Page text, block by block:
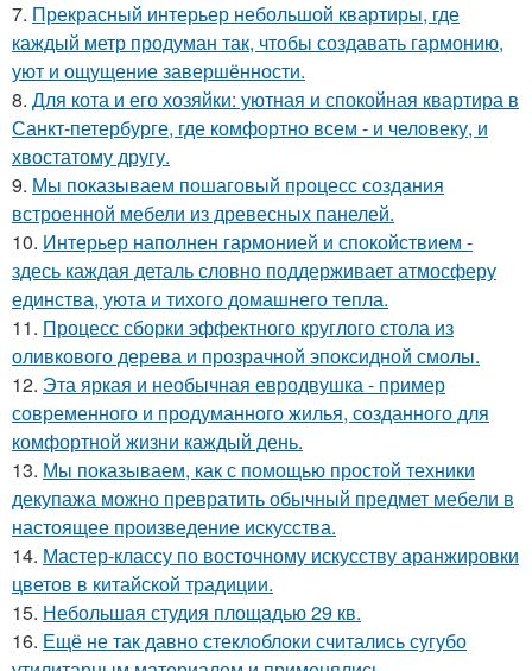
7. Прекрасный интерьер небольшой квартиры, где
каждый метр продуман так, чтобы создавать гармонию,
уют и ощущение завершённости.
8. Для кота и его хозяйки: уютная и спокойная квартира в
Санкт-петербурге, где комфортно всем - и человеку, и
хвостатому другу.
9. Мы показываем пошаговый процесс создания
встроенной мебели из древесных панелей.
10. Интерьер наполнен гармонией и спокойствием -
здесь каждая деталь словно поддерживает атмосферу
единства, уюта и тихого домашнего тепла.
11. Процесс сборки эффектного круглого стола из
оливкового дерева и прозрачной эпоксидной смолы.
12. Эта яркая и необычная евродвушка - пример
современного и продуманного жилья, созданного для
комфортной жизни каждый день.
13. Мы показываем, как с помощью простой техники
декупажа можно превратить обычный предмет мебели в
настоящее произведение искусства.
14. Мастер-классу по восточному искусству аранжировки
цветов в китайской традиции.
15. Небольшая студия площадью 29 кв.
16. Ещё не так давно стеклоблоки считались сугубо